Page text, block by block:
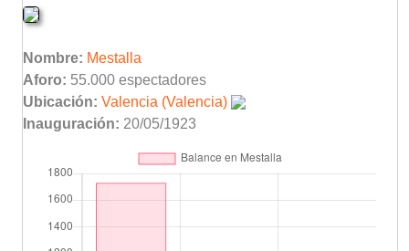
Nombre: Mestalla
Aforo: 55.000 espectadores
Ubicación: Valencia (Valencia)
Inauguración: 20/05/1923